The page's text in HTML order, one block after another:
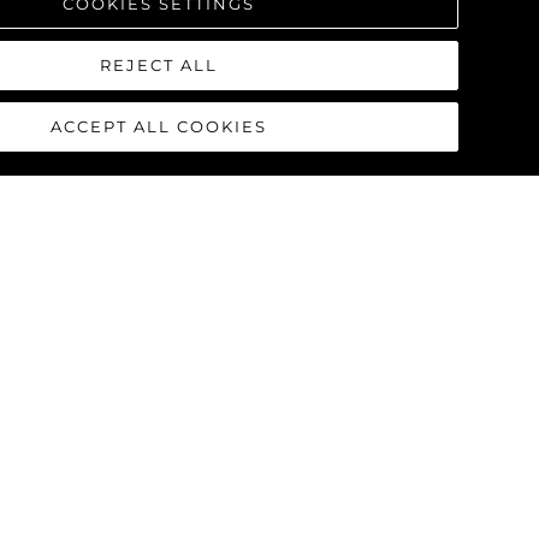
REJECT ALL
ACCEPT ALL COOKIES